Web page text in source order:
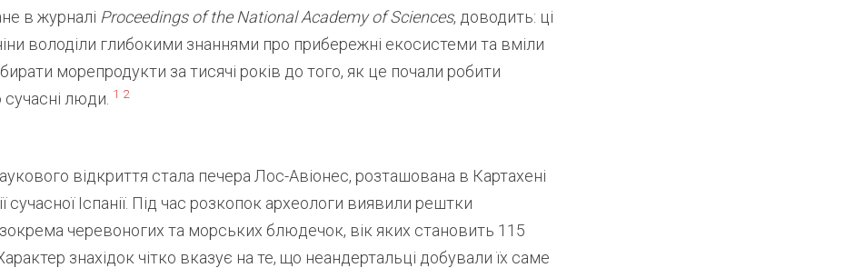
в журналі Proceedings of the National Academy of Sciences, доводить: ці
володіли глибокими знаннями про прибережні екосистеми та вміли
морепродукти за тисячі років до того, як це почали робити
сучасні люди. 1 2
відкриття стала печера Лос-Авіонес, розташована в Картахені
сучасної Іспанії. Під час розкопок археологи виявили рештки
черевоногих та морських блюдечок, вік яких становить 115
знахідок чітко вказує на те, що неандертальці добували їх саме